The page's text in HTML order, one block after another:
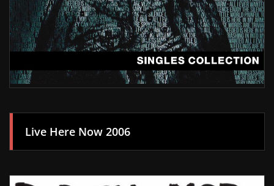
Live Here Now 2006